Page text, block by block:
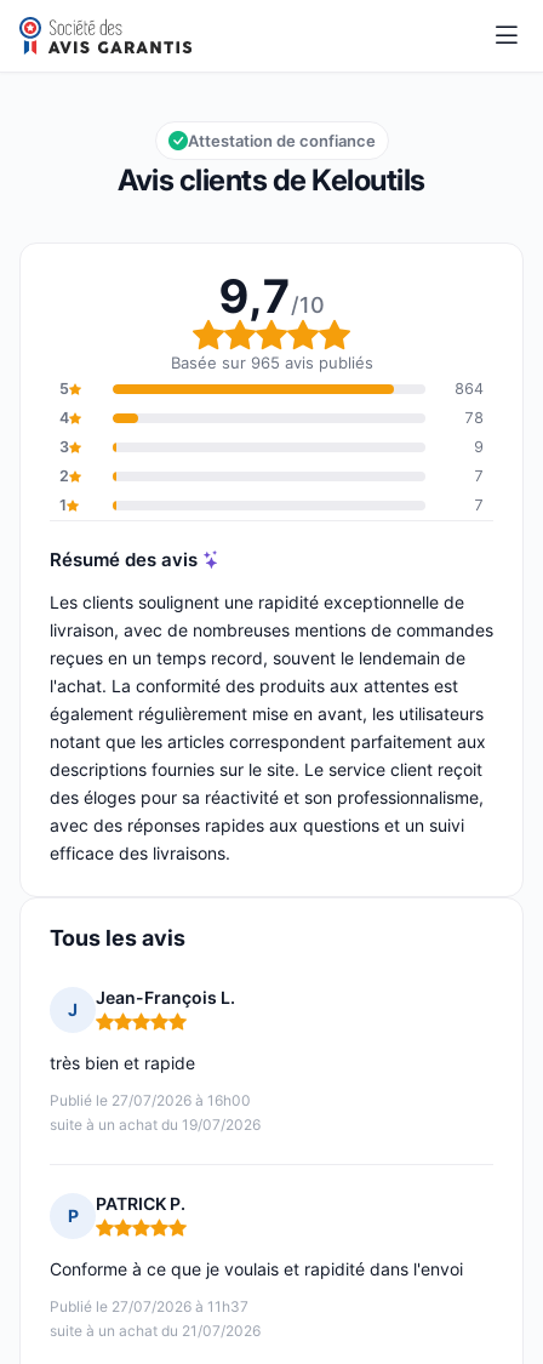
Keloutils
Note globale : 9,7 sur 10
9,7/10
Avis clients de Keloutils
Attestation de confiance
9,7/10
Note globale : 9,7 sur
Basée sur 965 avis publiés
5
864
4
78
3
9
2
7
1
7
Résumé des avis
Les clients soulignent une rapidité exceptionnelle de
livraison, avec de nombreuses mentions de commandes
reçues en un temps record, souvent le lendemain de
l'achat. La conformité des produits aux attentes est
également régulièrement mise en avant, les utilisateurs
notant que les articles correspondent parfaitement aux
descriptions fournies sur le site. Le service client reçoit
des éloges pour sa réactivité et son professionnalisme,
avec des réponses rapides aux questions et un suivi
efficace des livraisons.
Tous les avis
J
Jean-François L.
Note : 5 sur 5
Publié le 27/07/2026 à 16h00
suite à un achat du 19/07/2026
très bien et rapide
P
PATRICK P.
Note : 5 sur 5
Publié le 27/07/2026 à 11h37
suite à un achat du 21/07/2026
Conforme à ce que je voulais et rapidité dans l'envoi